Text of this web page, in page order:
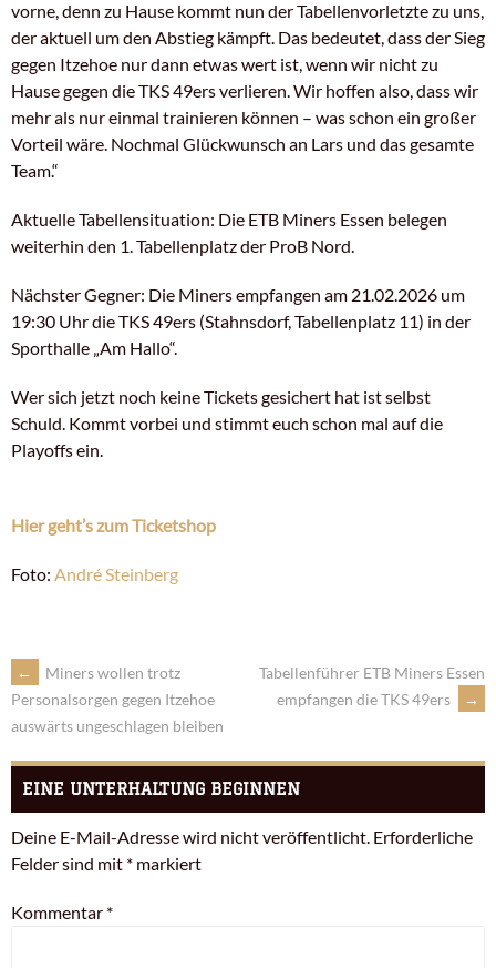
vorne, denn zu Hause kommt nun der Tabellenvorletzte zu uns,
der aktuell um den Abstieg kämpft. Das bedeutet, dass der Sieg
gegen Itzehoe nur dann etwas wert ist, wenn wir nicht zu
Hause gegen die TKS 49ers verlieren. Wir hoffen also, dass wir
mehr als nur einmal trainieren können – was schon ein großer
Vorteil wäre. Nochmal Glückwunsch an Lars und das gesamte
Team.“
Aktuelle Tabellensituation: Die ETB Miners Essen belegen
weiterhin den 1. Tabellenplatz der ProB Nord.
Nächster Gegner: Die Miners empfangen am 21.02.2026 um
19:30 Uhr die TKS 49ers (Stahnsdorf, Tabellenplatz 11) in der
Sporthalle „Am Hallo“.
Wer sich jetzt noch keine Tickets gesichert hat ist selbst
Schuld. Kommt vorbei und stimmt euch schon mal auf die
Playoffs ein.
Hier geht’s zum Ticketshop
Foto: André Steinberg
←
Miners wollen trotz
Personalsorgen gegen Itzehoe
auswärts ungeschlagen bleiben
Tabellenführer ETB Miners Essen
empfangen die TKS 49ers
→
EINE UNTERHALTUNG BEGINNEN
Deine E-Mail-Adresse wird nicht veröffentlicht. Erforderliche
Felder sind mit * markiert
Kommentar *